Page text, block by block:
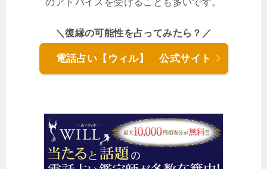
＼復縁の可能性を占ってみたら？／
電話占い【ウィル】 公式サイト